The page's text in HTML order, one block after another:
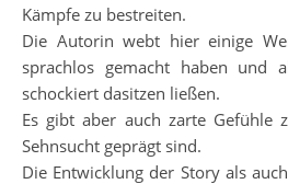
Kämpfe zu bestreiten.
Die Autorin webt hier einige
sprachlos gemacht haben und
schockiert dasitzen ließen.
Es gibt aber auch zarte Gefühle
Sehnsucht geprägt sind.
Die Entwicklung der Story als